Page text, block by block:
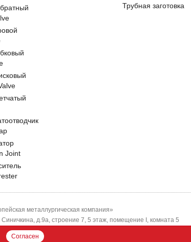
Joint
Трубная заготовка
металлургическая компания»
Синичкина, д.9а, строение 7, 5 этаж, помещение I, комната 5
Согласен